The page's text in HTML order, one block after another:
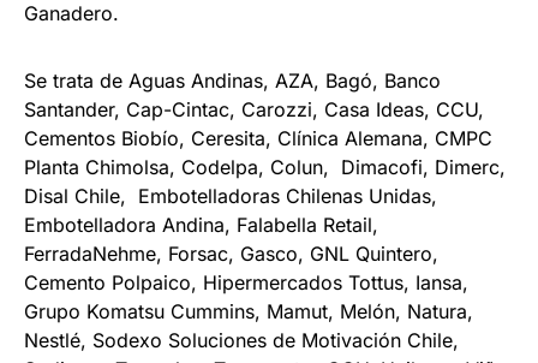
Ganadero.
Se trata de Aguas Andinas, AZA, Bagó, Banco
Santander, Cap-Cintac, Carozzi, Casa Ideas, CCU,
Cementos Biobío, Ceresita, Clínica Alemana, CMPC
Planta Chimolsa, Codelpa, Colun, Dimacofi, Dimerc,
Disal Chile, Embotelladoras Chilenas Unidas,
Embotelladora Andina, Falabella Retail,
FerradaNehme, Forsac, Gasco, GNL Quintero,
Cemento Polpaico, Hipermercados Tottus, Iansa,
Grupo Komatsu Cummins, Mamut, Melón, Natura,
Nestlé, Sodexo Soluciones de Motivación Chile,